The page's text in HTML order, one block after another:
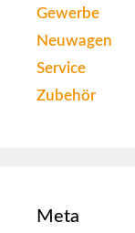
Gewerbe
Neuwagen
Service
Zubehör
Meta